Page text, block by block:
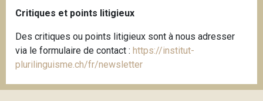
Critiques et points litigieux
Des critiques ou points litigieux sont à nous adresser
via le formulaire de contact : https://institut-
plurilinguisme.ch/fr/newsletter